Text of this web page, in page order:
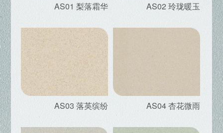
AS01 梨落霜华 AS02 玲珑暖玉
AS03 落英缤纷 AS04 杏花微雨